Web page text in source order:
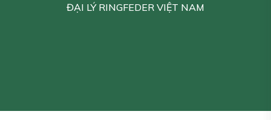
ĐẠI LÝ RINGFEDER VIỆT NAM